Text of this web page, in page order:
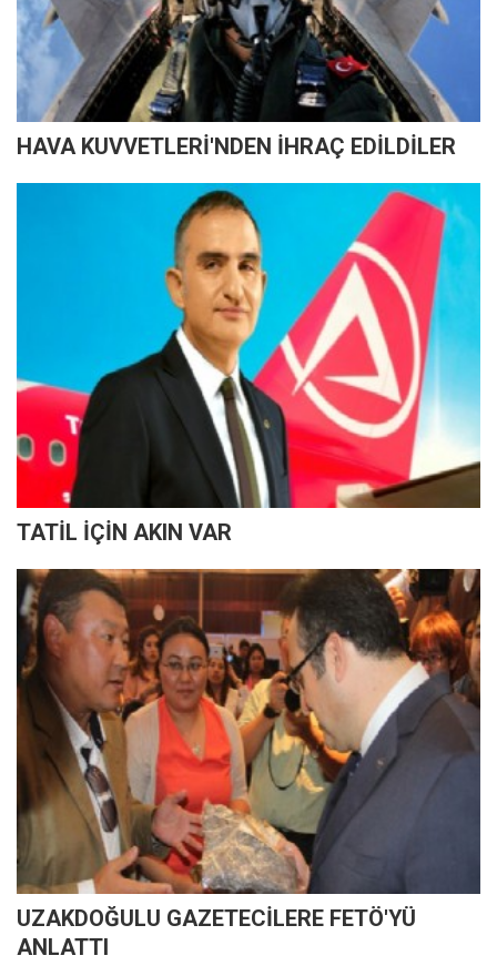
HAVA KUVVETLERİ'NDEN İHRAÇ EDİLDİLER
TATİL İÇİN AKIN VAR
UZAKDOĞULU GAZETECİLERE FETÖ'YÜ
ANLATTI